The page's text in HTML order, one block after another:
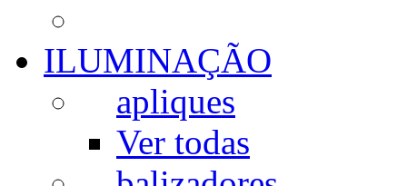
ILUMINAÇÃO
apliques
Ver todas